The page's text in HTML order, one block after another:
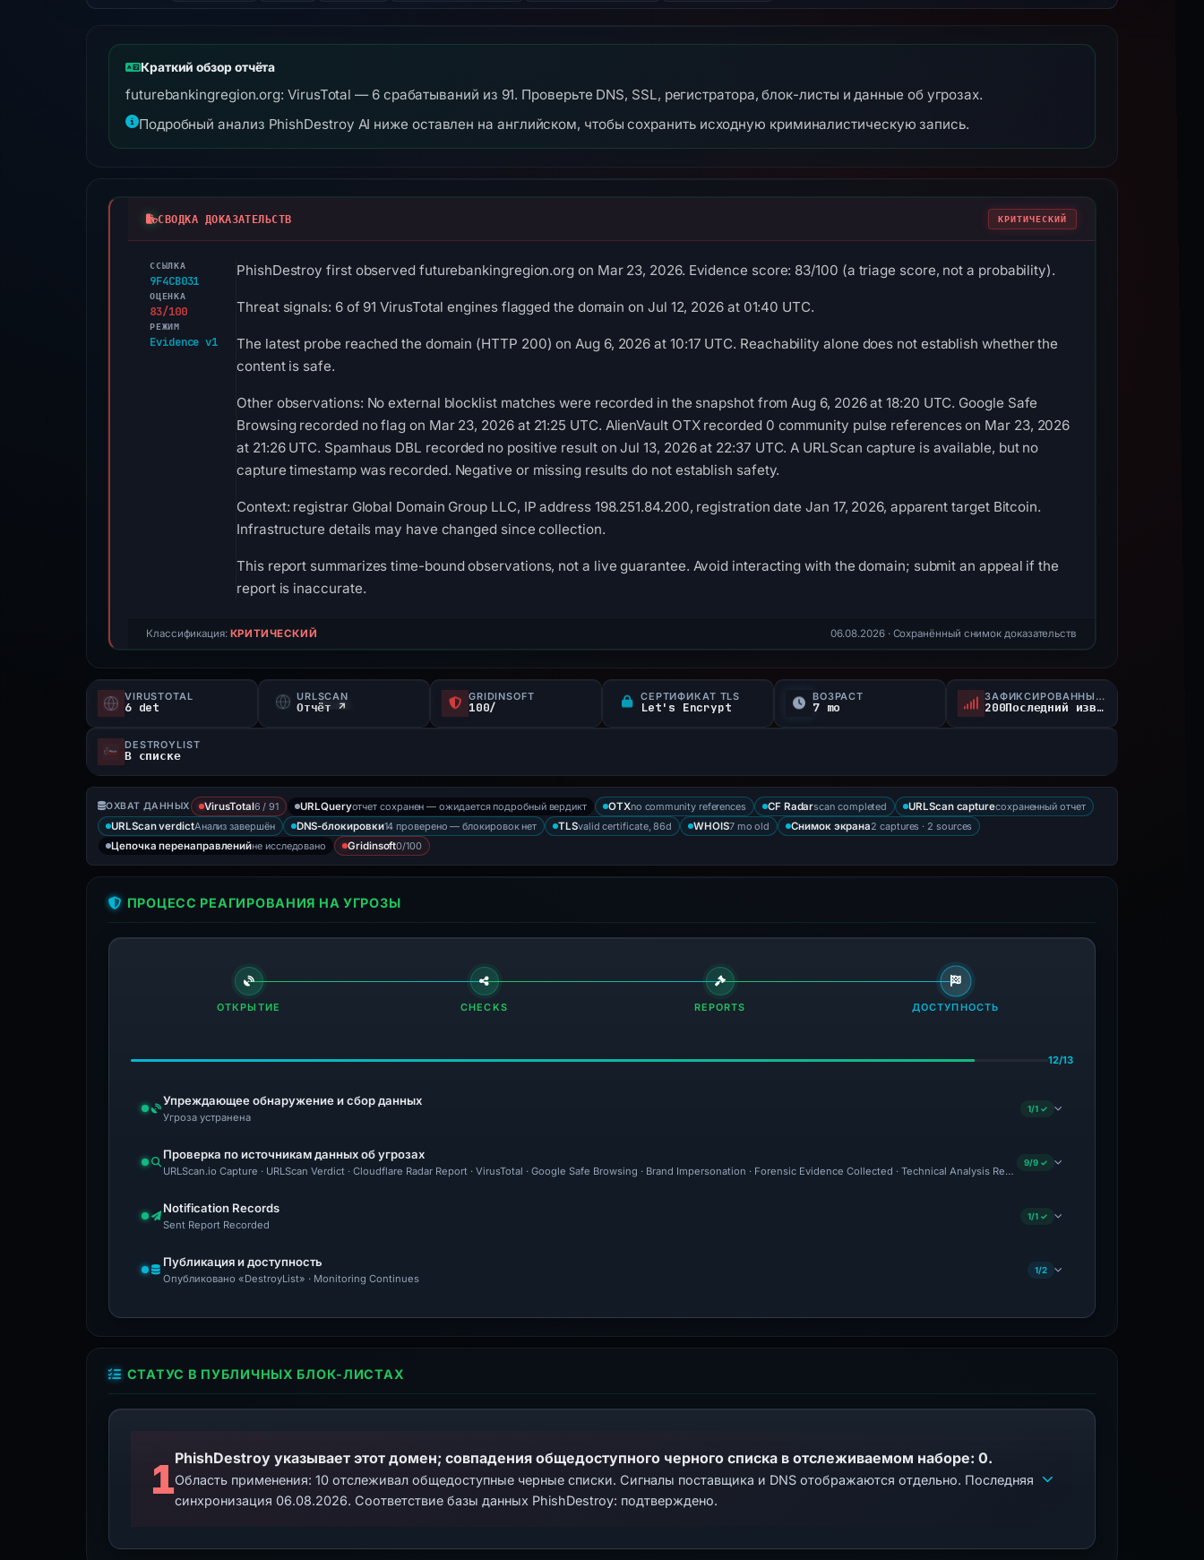
Краткий обзор отчёта
futurebankingregion.org: VirusTotal — 6 срабатываний из 91. Проверьте DNS, SSL, регистратора, блок-листы и данные об угрозах.
Подробный анализ PhishDestroy AI ниже оставлен на английском, чтобы сохранить исходную криминалистическую запись.
СВОДКА ДОКАЗАТЕЛЬСТВ КРИТИЧЕСКИЙ
ССЫЛКА
9F4CB031
ОЦЕНКА
83/100
РЕЖИМ
Evidence v1
PhishDestroy first observed futurebankingregion.org on Mar 23, 2026. Evidence score: 83/100 (a triage score, not a probability).
Threat signals: 6 of 91 VirusTotal engines flagged the domain on Jul 12, 2026 at 01:40 UTC.
The latest probe reached the domain (HTTP 200) on Aug 6, 2026 at 10:17 UTC. Reachability alone does not establish whether the
content is safe.
Other observations: No external blocklist matches were recorded in the snapshot from Aug 6, 2026 at 18:20 UTC. Google Safe
Browsing recorded no flag on Mar 23, 2026 at 21:25 UTC. AlienVault OTX recorded 0 community pulse references on Mar 23, 2026
at 21:26 UTC. Spamhaus DBL recorded no positive result on Jul 13, 2026 at 22:37 UTC. A URLScan capture is available, but no
capture timestamp was recorded. Negative or missing results do not establish safety.
Context: registrar Global Domain Group LLC, IP address 198.251.84.200, registration date Jan 17, 2026, apparent target Bitcoin.
Infrastructure details may have changed since collection.
This report summarizes time-bound observations, not a live guarantee. Avoid interacting with the domain; submit an appeal if the
report is inaccurate.
Классификация: КРИТИЧЕСКИЙ 06.08.2026· Сохранённый снимок доказательств
VIRUSTOTAL
6 det
URLSCAN
Отчёт ↗
GRIDINSOFT
100/
СЕРТИФИКАТ TLS
Let's Encrypt
ВОЗРАСТ
7 mo
ЗАФИКСИРОВАННЫЙ СТАТУС
200Последний известный активный
DESTROYLIST
В списке
ОХВАТ ДАННЫХ VirusTotal6 / 91 URLQueryотчет сохранен — ожидается подробный вердикт OTXno community references CF Radarscan completed URLScan captureсохраненный отчет
URLScan verdictАнализ завершён DNS-блокировки14 проверено — блокировок нет TLSvalid certificate, 86d WHOIS7 mo old Снимок экрана2 captures · 2 sources
Цепочка перенаправленийне исследовано Gridinsoft0/100
ПРОЦЕСС РЕАГИРОВАНИЯ НА УГРОЗЫ
ОТКРЫТИЕ CHECKS REPORTS ДОСТУПНОСТЬ
12/13
Упреждающее обнаружение и сбор данных
Угроза устранена
1/1 ✓
Проверка по источникам данных об угрозах
URLScan.io Capture · URLScan Verdict · Cloudflare Radar Report · VirusTotal · Google Safe Browsing · Brand Impersonation · Forensic Evidence Collected · Technical Analysis Recorded · VT Detection +2
9/9 ✓
Notification Records
Sent Report Recorded
1/1 ✓
Публикация и доступность
Опубликовано «DestroyList» · Monitoring Continues
1/2
СТАТУС В ПУБЛИЧНЫХ БЛОК-ЛИСТАХ
1PhishDestroy указывает этот домен; совпадения общедоступного черного списка в отслеживаемом наборе: 0.
Область применения: 10 отслеживал общедоступные черные списки. Сигналы поставщика и DNS отображаются отдельно. Последняя
синхронизация 06.08.2026. Соответствие базы данных PhishDestroy: подтверждено.